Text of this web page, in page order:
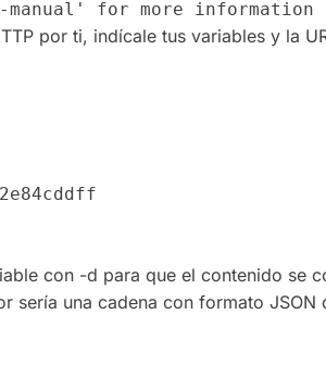
por ti, indícale tus variables y la
con -d para que el contenido se
sería una cadena con formato JSON